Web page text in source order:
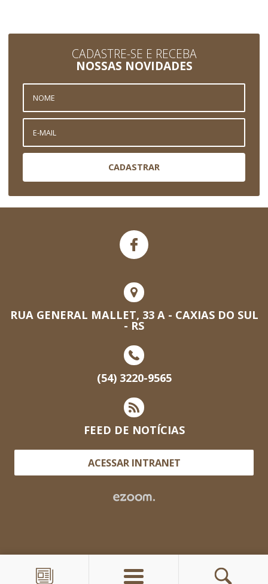
CADASTRE-SE E RECEBA
NOSSAS NOVIDADES
CADASTRAR
RUA GENERAL MALLET, 33 A - CAXIAS DO SUL
- RS
(54) 3220-9565
FEED DE NOTÍCIAS
ACESSAR INTRANET